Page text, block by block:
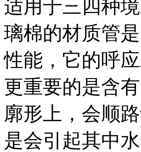
适用于三四种
璃棉的材质管
性能，它的呼
更重要的是含
廓形上，会顺
是会引起其中